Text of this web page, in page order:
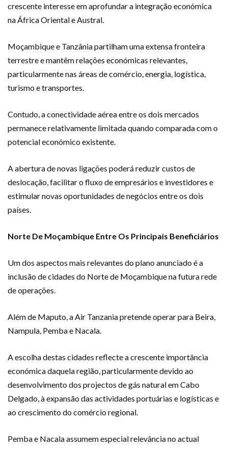
crescente interesse em aprofundar a integração económica
na África Oriental e Austral.
Moçambique e Tanzânia partilham uma extensa fronteira
terrestre e mantêm relações económicas relevantes,
particularmente nas áreas de comércio, energia, logística,
turismo e transportes.
Contudo, a conectividade aérea entre os dois mercados
permanece relativamente limitada quando comparada com o
potencial económico existente.
A abertura de novas ligações poderá reduzir custos de
deslocação, facilitar o fluxo de empresários e investidores e
estimular novas oportunidades de negócios entre os dois
países.
Norte De Moçambique Entre Os Principais Beneficiários
Um dos aspectos mais relevantes do plano anunciado é a
inclusão de cidades do Norte de Moçambique na futura rede
de operações.
Além de Maputo, a Air Tanzania pretende operar para Beira,
Nampula, Pemba e Nacala.
A escolha destas cidades reflecte a crescente importância
económica daquela região, particularmente devido ao
desenvolvimento dos projectos de gás natural em Cabo
Delgado, à expansão das actividades portuárias e logísticas e
ao crescimento do comércio regional.
Pemba e Nacala assumem especial relevância no actual